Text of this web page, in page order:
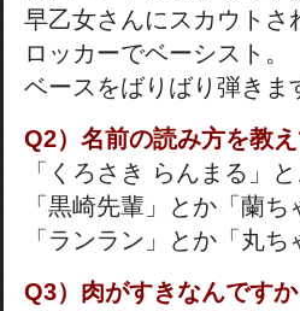
早乙女さんにスカウトさ
ロッカーでベーシスト。
ベースをばりばり弾きま
Q2）名前の読み方を教
「くろさき らんまる」と
「黒崎先輩」とか「蘭
「ランラン」とか「丸
Q3）肉がすきなんですか